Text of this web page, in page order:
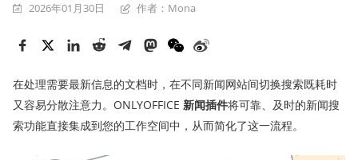
2026年01月30日 作者：Mona
在处理需要最新信息的文档时，在不同新闻网站间切换搜索既耗时
又容易分散注意力。ONLYOFFICE 新闻插件将可靠、及时的新闻搜
索功能直接集成到您的工作空间中，从而简化了这一流程。